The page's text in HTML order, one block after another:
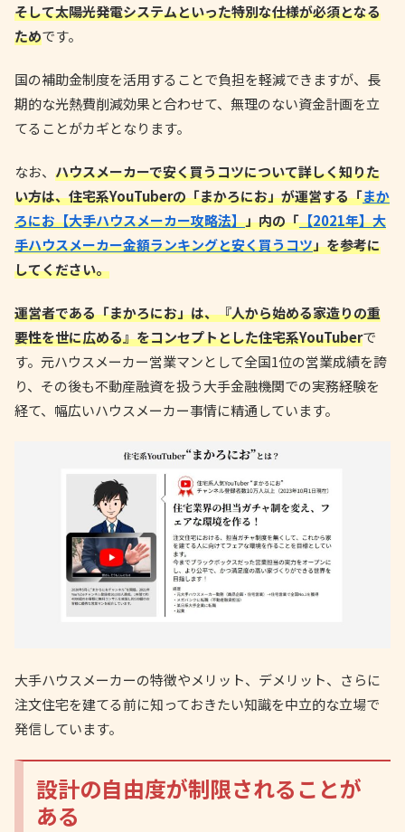
そして太陽光発電システムといった特別な仕様が必須となる
ためです。
国の補助金制度を活用することで負担を軽減できますが、長
期的な光熱費削減効果と合わせて、無理のない資金計画を立
てることがカギとなります。
なお、 ハウスメーカーで安く買うコツについて詳しく知りた
い方は、住宅系YouTuberの「まかろにお」が運営する「まか
ろにお【大手ハウスメーカー攻略法】」内の「【2021年】大
手ハウスメーカー金額ランキングと安く買うコツ」を参考に
してください。
運営者である「まかろにお」は、『人から始める家造りの重
要性を世に広める』をコンセプトとした住宅系YouTuberで
す。元ハウスメーカー営業マンとして全国1位の営業成績を誇
り、その後も不動産融資を扱う大手金融機関での実務経験を
経て、幅広いハウスメーカー事情に精通しています。
大手ハウスメーカーの特徴やメリット、デメリット、さらに
注文住宅を建てる前に知っておきたい知識を中立的な立場で
発信しています。
設計の自由度が制限されることが
ある